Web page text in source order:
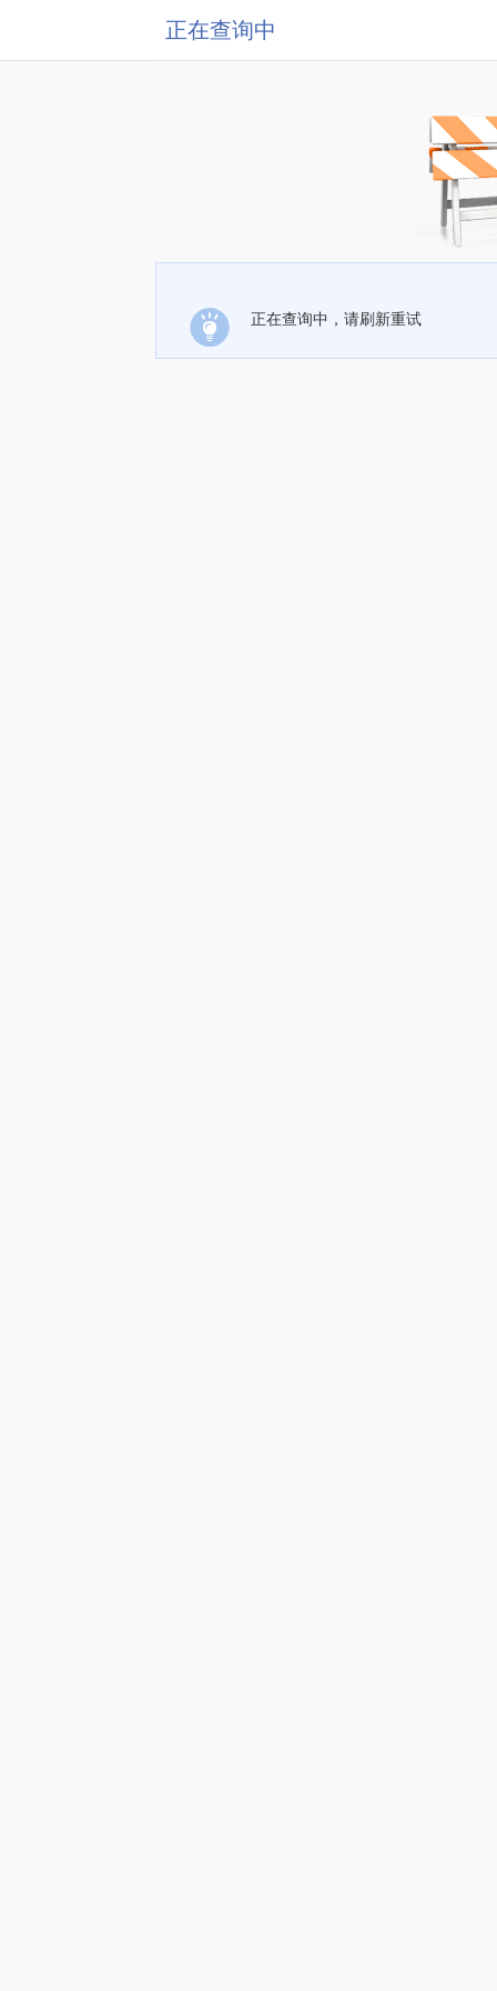
正在查询中
正在查询中，请刷新重试